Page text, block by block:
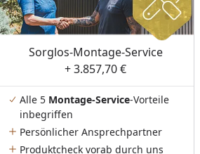
Sorglos-Montage-Service
+ 3.857,70 €
Alle 5 Montage-Service-Vorteile
inbegriffen
Persönlicher Ansprechpartner
Produktcheck vorab durch uns